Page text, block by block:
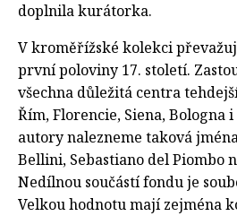
doplnila kurátorka.
V kroměřížské kolekci
první poloviny 17. století.
všechna důležitá centra
Řím, Florencie, Siena, Bologna
autory nalezneme taková
Bellini, Sebastiano del Piombo
Nedílnou součástí fondu je
Velkou hodnotu mají zejména